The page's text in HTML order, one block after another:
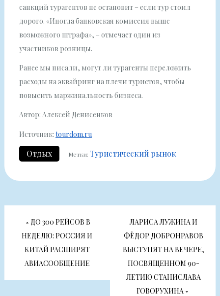
санкций турагентов не остановит – если тур стоил
дорого. «Иногда банковская комиссия выше
возможного штрафа», – отмечает один из
участников розницы.
Ранее мы писали, могут ли турагенты переложить
расходы на эквайринг на плечи туристов, чтобы
повысить маржинальность бизнеса.
Автор: Алексей Денисенков
Источник: tourdom.ru
Отдых Метки: Туристический рынок
Навигация
по
записям
ДО 300 РЕЙСОВ В
НЕДЕЛЮ: РОССИЯ И
КИТАЙ РАСШИРЯТ
АВИАСООБЩЕНИЕ
ЛАРИСА ЛУЖИНА И
ФЁДОР ДОБРОНРАВОВ
ВЫСТУПЯТ НА ВЕЧЕРЕ,
ПОСВЯЩЕННОМ 90-
ЛЕТИЮ СТАНИСЛАВА
ГОВОРУХИНА